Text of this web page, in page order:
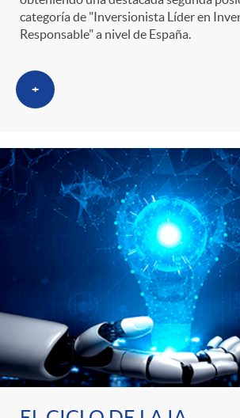
categoría de "Inversionista Líder en
Responsable" a nivel de España.
+